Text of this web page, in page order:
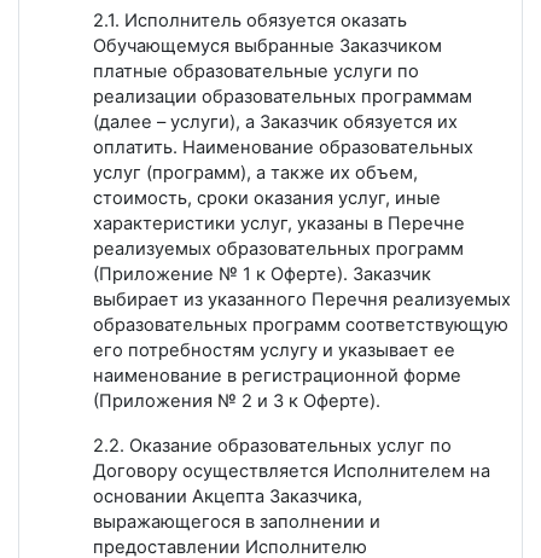
2.1. Исполнитель обязуется оказать
Обучающемуся выбранные Заказчиком
платные образовательные услуги по
реализации образовательных программам
(далее – услуги), а Заказчик обязуется их
оплатить. Наименование образовательных
услуг (программ), а также их объем,
стоимость, сроки оказания услуг, иные
характеристики услуг, указаны в Перечне
реализуемых образовательных программ
(Приложение № 1 к Оферте). Заказчик
выбирает из указанного Перечня реализуемых
образовательных программ соответствующую
его потребностям услугу и указывает ее
наименование в регистрационной форме
(Приложения № 2 и 3 к Оферте).
2.2. Оказание образовательных услуг по
Договору осуществляется Исполнителем на
основании Акцепта Заказчика,
выражающегося в заполнении и
предоставлении Исполнителю